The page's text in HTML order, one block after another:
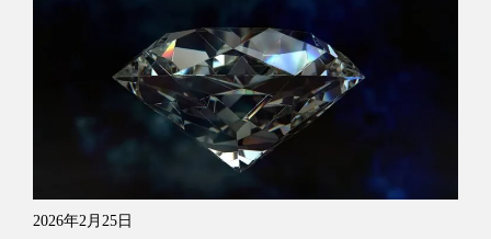
2026年2月25日